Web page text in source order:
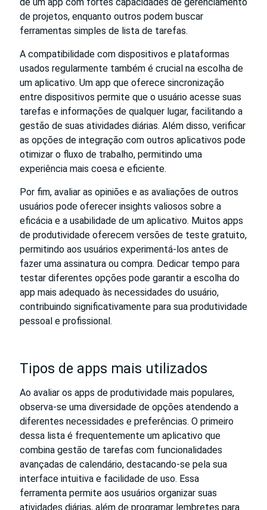
de projetos, enquanto outros podem buscar
ferramentas simples de lista de tarefas.
A compatibilidade com dispositivos e plataformas
usados regularmente também é crucial na escolha de
um aplicativo. Um app que oferece sincronização
entre dispositivos permite que o usuário acesse suas
tarefas e informações de qualquer lugar, facilitando a
gestão de suas atividades diárias. Além disso, verificar
as opções de integração com outros aplicativos pode
otimizar o fluxo de trabalho, permitindo uma
experiência mais coesa e eficiente.
Por fim, avaliar as opiniões e as avaliações de outros
usuários pode oferecer insights valiosos sobre a
eficácia e a usabilidade de um aplicativo. Muitos apps
de produtividade oferecem versões de teste gratuito,
permitindo aos usuários experimentá-los antes de
fazer uma assinatura ou compra. Dedicar tempo para
testar diferentes opções pode garantir a escolha do
app mais adequado às necessidades do usuário,
contribuindo significativamente para sua produtividade
pessoal e profissional.
Tipos de apps mais utilizados
Ao avaliar os apps de produtividade mais populares,
observa-se uma diversidade de opções atendendo a
diferentes necessidades e preferências. O primeiro
dessa lista é frequentemente um aplicativo que
combina gestão de tarefas com funcionalidades
avançadas de calendário, destacando-se pela sua
interface intuitiva e facilidade de uso. Essa
ferramenta permite aos usuários organizar suas
atividades diárias, além de programar lembretes para